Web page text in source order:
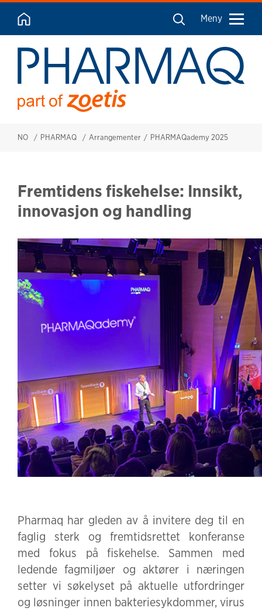
Meny
NO PHARMAQ Arrangementer PHARMAQademy 2025
Fremtidens fiskehelse: Innsikt,
innovasjon og handling
Pharmaq har gleden av å invitere deg til en
faglig sterk og fremtidsrettet konferanse
med fokus på fiskehelse. Sammen med
ledende fagmiljøer og aktører i næringen
setter vi søkelyset på aktuelle utfordringer
og løsninger innen bakteriesykdommer, virus